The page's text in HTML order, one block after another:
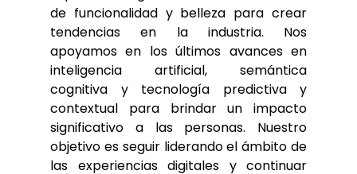
de funcionalidad y belleza para crear
tendencias en la industria. Nos
apoyamos en los últimos avances en
inteligencia artificial, semántica
cognitiva y tecnología predictiva y
contextual para brindar un impacto
significativo a las personas. Nuestro
objetivo es seguir liderando el ámbito de
las experiencias digitales y continuar